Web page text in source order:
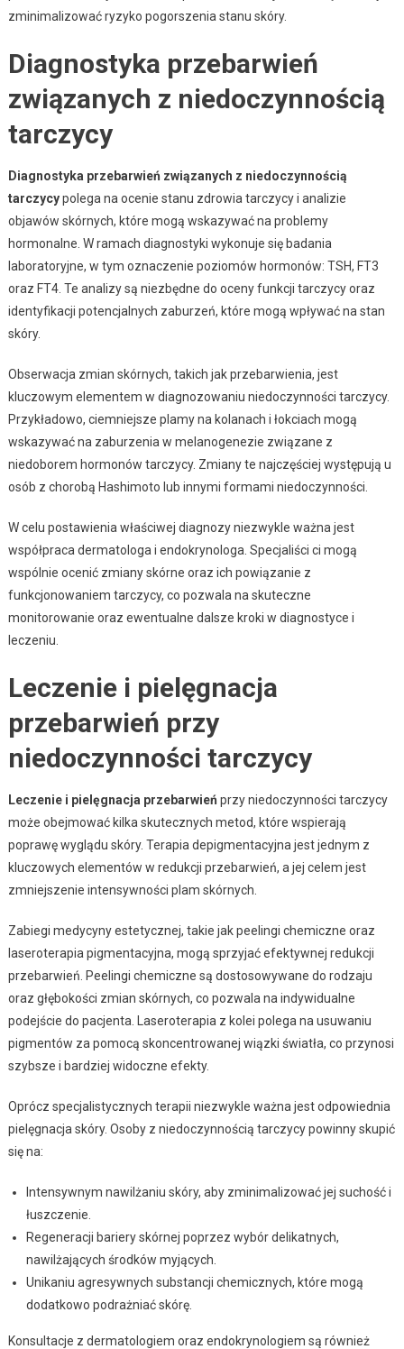
zminimalizować ryzyko pogorszenia stanu skóry.
Diagnostyka przebarwień
związanych z niedoczynnością
tarczycy
Diagnostyka przebarwień związanych z niedoczynnością
tarczycypolega na ocenie stanu zdrowia tarczycy i analizie
objawów skórnych, które mogą wskazywać na problemy
hormonalne. W ramach diagnostyki wykonuje się badania
laboratoryjne, w tym oznaczenie poziomów hormonów: TSH, FT3
oraz FT4. Te analizy są niezbędne do oceny funkcji tarczycy oraz
identyfikacji potencjalnych zaburzeń, które mogą wpływać na stan
skóry.
Obserwacja zmian skórnych, takich jak przebarwienia, jest
kluczowym elementem w diagnozowaniu niedoczynności tarczycy.
Przykładowo, ciemniejsze plamy na kolanach i łokciach mogą
wskazywać na zaburzenia w melanogenezie związane z
niedoborem hormonów tarczycy. Zmiany te najczęściej występują u
osób z chorobą Hashimoto lub innymi formami niedoczynności.
W celu postawienia właściwej diagnozy niezwykle ważna jest
współpraca dermatologa i endokrynologa. Specjaliści ci mogą
wspólnie ocenić zmiany skórne oraz ich powiązanie z
funkcjonowaniem tarczycy, co pozwala na skuteczne
monitorowanie oraz ewentualne dalsze kroki w diagnostyce i
leczeniu.
Leczenie i pielęgnacja
przebarwień przy
niedoczynności tarczycy
Leczenie i pielęgnacja przebarwień przy niedoczynności tarczycy
może obejmować kilka skutecznych metod, które wspierają
poprawę wyglądu skóry. Terapia depigmentacyjna jest jednym z
kluczowych elementów w redukcji przebarwień, a jej celem jest
zmniejszenie intensywności plam skórnych.
Zabiegi medycyny estetycznej, takie jak peelingi chemiczne oraz
laseroterapia pigmentacyjna, mogą sprzyjać efektywnej redukcji
przebarwień. Peelingi chemiczne są dostosowywane do rodzaju
oraz głębokości zmian skórnych, co pozwala na indywidualne
podejście do pacjenta. Laseroterapia z kolei polega na usuwaniu
pigmentów za pomocą skoncentrowanej wiązki światła, co przynosi
szybsze i bardziej widoczne efekty.
Oprócz specjalistycznych terapii niezwykle ważna jest odpowiednia
pielęgnacja skóry. Osoby z niedoczynnością tarczycy powinny skupić
się na:
Intensywnym nawilżaniu skóry, aby zminimalizować jej suchość i
łuszczenie.
Regeneracji bariery skórnej poprzez wybór delikatnych,
nawilżających środków myjących.
Unikaniu agresywnych substancji chemicznych, które mogą
dodatkowo podrażniać skórę.
Konsultacje z dermatologiem oraz endokrynologiem są również